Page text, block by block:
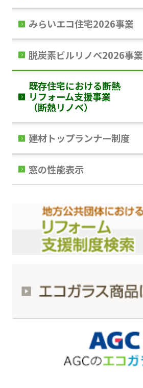
みらいエコ住宅2026事業
脱炭素ビルリノベ2026事業
既存住宅における断熱
リフォーム支援事業
（断熱リノベ）
建材トップランナー制度
窓の性能表示